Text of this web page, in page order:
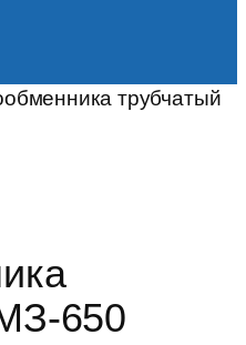
трубчатый
650